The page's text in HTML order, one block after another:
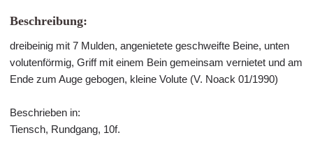
Beschreibung:
dreibeinig mit 7 Mulden, angenietete geschweifte Beine, unten
volutenförmig, Griff mit einem Bein gemeinsam vernietet und am
Ende zum Auge gebogen, kleine Volute (V. Noack 01/1990)
Beschrieben in:
Tiensch, Rundgang, 10f.